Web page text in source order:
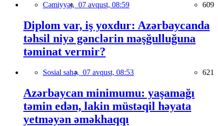
Cəmiyyət, 07 avqust, 08:59 609
Diplom var, iş yoxdur: Azərbaycanda
təhsil niyə gənclərin məşğulluğuna
təminat vermir?
Sosial sahə, 07 avqust, 08:53 621
Azərbaycan minimumu: yaşamağı
təmin edən, lakin müstəqil həyata
yetməyən əməkhaqqı